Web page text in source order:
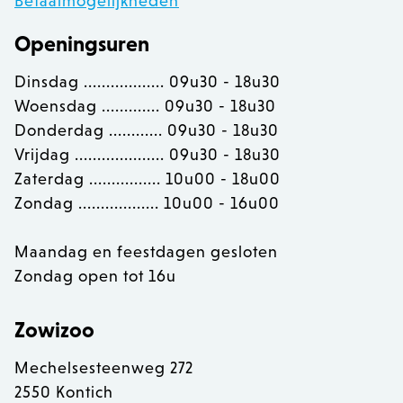
Openingsuren
Dinsdag .................. 09u30 - 18u30
Woensdag ............. 09u30 - 18u30
Donderdag ............ 09u30 - 18u30
Vrijdag .................... 09u30 - 18u30
Zaterdag ................ 10u00 - 18u00
Zondag .................. 10u00 - 16u00
Maandag en feestdagen gesloten
Zondag open tot 16u
Zowizoo
Mechelsesteenweg 272
2550 Kontich